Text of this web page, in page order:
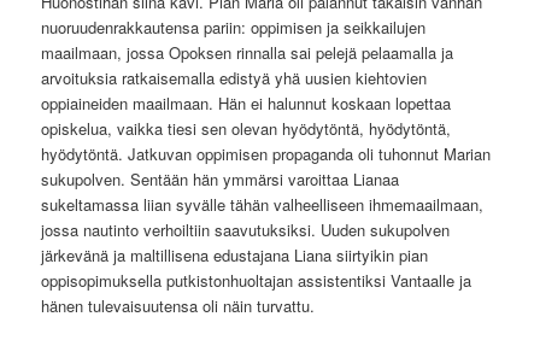
nuoruudenrakkautensa pariin: oppimisen ja seikkailujen
maailmaan, jossa Opoksen rinnalla sai pelejä pelaamalla ja
arvoituksia ratkaisemalla edistyä yhä uusien kiehtovien
oppiaineiden maailmaan. Hän ei halunnut koskaan lopettaa
opiskelua, vaikka tiesi sen olevan hyödytöntä, hyödytöntä,
hyödytöntä. Jatkuvan oppimisen propaganda oli tuhonnut Marian
sukupolven. Sentään hän ymmärsi varoittaa Lianaa
sukeltamassa liian syvälle tähän valheelliseen ihmemaailmaan,
jossa nautinto verhoiltiin saavutuksiksi. Uuden sukupolven
järkevänä ja maltillisena edustajana Liana siirtyikin pian
oppisopimuksella putkistonhuoltajan assistentiksi Vantaalle ja
hänen tulevaisuutensa oli näin turvattu.